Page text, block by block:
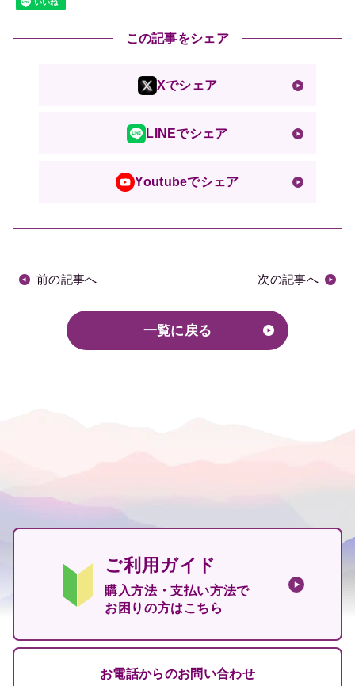
この記事をシェア
Xでシェア
LINEでシェア
Youtubeでシェア
前の記事へ
一覧に戻る
次の記事へ
ご利用ガイド
購入方法・支払い方法で
お困りの方はこちら
お電話からのお問い合わせ